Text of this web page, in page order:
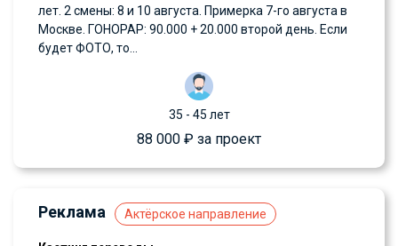
лет. 2 смены: 8 и 10 августа. Примерка 7-го августа в
Москве. ГОНОРАР: 90.000 + 20.000 второй день. Если
будет ФОТО, то...
35 - 45 лет
88 000 ₽ за проект
Реклама Актёрское направление